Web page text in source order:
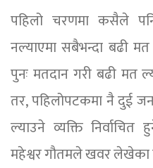
पहिलो चरणमा कसैले
नल्याएमा सबैभन्दा बढी
पुनः मतदान गरी बढी मत
तर, पहिलोपटकमा नै दुई
ल्याउने व्यक्ति
महेश्वर गौतमले खवर लेखेका